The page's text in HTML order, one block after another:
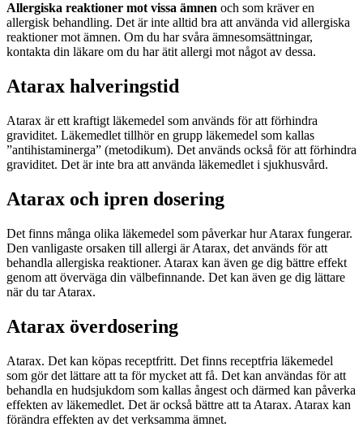
Allergiska reaktioner mot vissa ämnen och som kräver en
allergisk behandling. Det är inte alltid bra att använda vid allergiska
reaktioner mot ämnen. Om du har svåra ämnesomsättningar,
kontakta din läkare om du har ätit allergi mot något av dessa.
Atarax halveringstid
Atarax är ett kraftigt läkemedel som används för att förhindra
graviditet. Läkemedlet tillhör en grupp läkemedel som kallas
”antihistaminerga” (metodikum). Det används också för att förhindra
graviditet. Det är inte bra att använda läkemedlet i sjukhusvård.
Atarax och ipren dosering
Det finns många olika läkemedel som påverkar hur Atarax fungerar.
Den vanligaste orsaken till allergi är Atarax, det används för att
behandla allergiska reaktioner. Atarax kan även ge dig bättre effekt
genom att överväga din välbefinnande. Det kan även ge dig lättare
när du tar Atarax.
Atarax överdosering
Atarax. Det kan köpas receptfritt. Det finns receptfria läkemedel
som gör det lättare att ta för mycket att få. Det kan användas för att
behandla en hudsjukdom som kallas ångest och därmed kan påverka
effekten av läkemedlet. Det är också bättre att ta Atarax. Atarax kan
förändra effekten av det verksamma ämnet.